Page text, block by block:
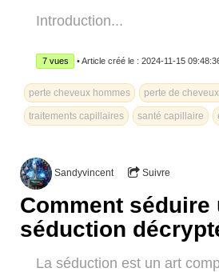
Introduction...
7 vues • Article créé le : 2024-11-15
perte cheveux hommes perte de
traitements capillaires santé capillaire
Sandyvincent Suivre
Comment
séduction
La séduction est un art